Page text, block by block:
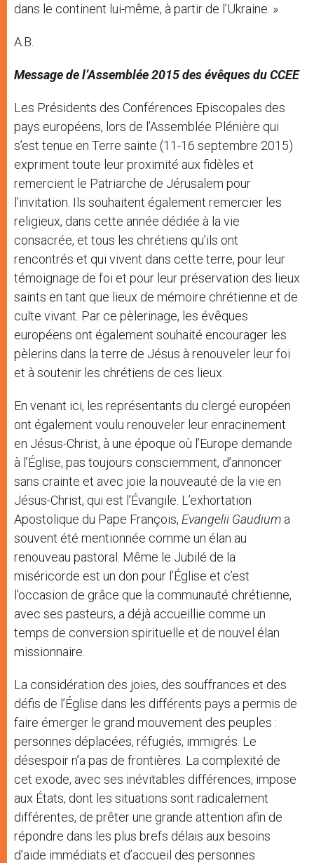
dans le continent lui-même, à partir de l’Ukraine. »
A.B.
Message de l’Assemblée 2015 des évêques du CCEE
Les Présidents des Conférences Episcopales des
pays européens, lors de l’Assemblée Plénière qui
s’est tenue en Terre sainte (11-16 septembre 2015)
expriment toute leur proximité aux fidèles et
remercient le Patriarche de Jérusalem pour
l’invitation. Ils souhaitent également remercier les
religieux, dans cette année dédiée à la vie
consacrée, et tous les chrétiens qu’ils ont
rencontrés et qui vivent dans cette terre, pour leur
témoignage de foi et pour leur préservation des lieux
saints en tant que lieux de mémoire chrétienne et de
culte vivant. Par ce pèlerinage, les évêques
européens ont également souhaité encourager les
pèlerins dans la terre de Jésus à renouveler leur foi
et à soutenir les chrétiens de ces lieux.
En venant ici, les représentants du clergé européen
ont également voulu renouveler leur enracinement
en Jésus-Christ, à une époque où l’Europe demande
à l’Église, pas toujours consciemment, d’annoncer
sans crainte et avec joie la nouveauté de la vie en
Jésus-Christ, qui est l’Évangile. L’exhortation
Apostolique du Pape François, Evangelii Gaudium a
souvent été mentionnée comme un élan au
renouveau pastoral. Même le Jubilé de la
miséricorde est un don pour l’Église et c’est
l’occasion de grâce que la communauté chrétienne,
avec ses pasteurs, a déjà accueillie comme un
temps de conversion spirituelle et de nouvel élan
missionnaire.
La considération des joies, des souffrances et des
défis de l’Église dans les différents pays a permis de
faire émerger le grand mouvement des peuples :
personnes déplacées, réfugiés, immigrés. Le
désespoir n’a pas de frontières. La complexité de
cet exode, avec ses inévitables différences, impose
aux États, dont les situations sont radicalement
différentes, de prêter une grande attention afin de
répondre dans les plus brefs délais aux besoins
d’aide immédiats et d’accueil des personnes